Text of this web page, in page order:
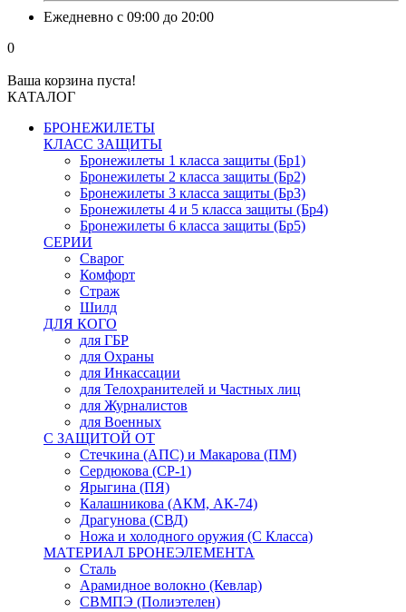
Ежедневно с 09:00 до 20:00
0
Ваша корзина пуста!
КАТАЛОГ
БРОНЕЖИЛЕТЫ
КЛАСС ЗАЩИТЫ
Бронежилеты 1 класса защиты (Бр1)
Бронежилеты 2 класса защиты (Бр2)
Бронежилеты 3 класса защиты (Бр3)
Бронежилеты 4 и 5 класса защиты (Бр4)
Бронежилеты 6 класса защиты (Бр5)
СЕРИИ
Сварог
Комфорт
Страж
Шилд
ДЛЯ КОГО
для ГБР
для Охраны
для Инкассации
для Телохранителей и Частных лиц
для Журналистов
для Военных
С ЗАЩИТОЙ ОТ
Стечкина (АПС) и Макарова (ПМ)
Сердюкова (СР-1)
Ярыгина (ПЯ)
Калашникова (АКМ, АК-74)
Драгунова (СВД)
Ножа и холодного оружия (С Класса)
МАТЕРИАЛ БРОНЕЭЛЕМЕНТА
Сталь
Арамидное волокно (Кевлар)
СВМПЭ (Полиэтелен)